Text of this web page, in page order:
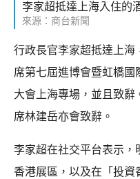
李家超抵達上海入住
來源：商台新聞
行政長官李家超抵達上海
席第七屆進博會暨虹橋
大會上海專場，並且致
席林建岳亦會致辭。
李家超在社交平台表示，
香港展區，以及在「投